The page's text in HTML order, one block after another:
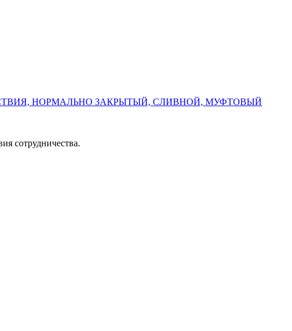
сотрудничества.